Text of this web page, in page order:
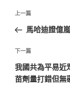
文
導
覽
上
一
文
章
上一篇
馬哈迪證億
下
一
篇
下一篇
我國共為平易近
苗劑量打錯但無